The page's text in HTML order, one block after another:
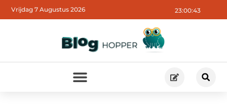
23:00:44
Vrijdag 7 Augustus 2026